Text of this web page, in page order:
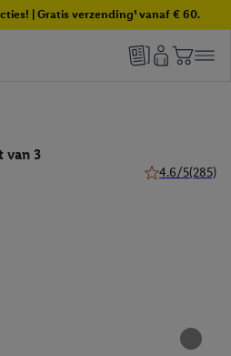
| Gratis verzending¹ vanaf € 60.
van 3
4.6/5(285)